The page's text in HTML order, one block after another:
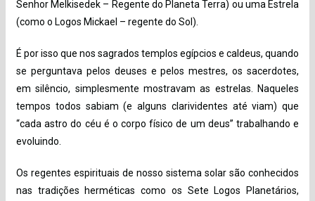
Senhor Melkisedek – Regente do Planeta Terra) ou uma Estrela
(como o Logos Mickael – regente do Sol).
É por isso que nos sagrados templos egípcios e caldeus, quando
se perguntava pelos deuses e pelos mestres, os sacerdotes,
em silêncio, simplesmente mostravam as estrelas. Naqueles
tempos todos sabiam (e alguns clarividentes até viam) que
“cada astro do céu é o corpo físico de um deus” trabalhando e
evoluindo.
Os regentes espirituais de nosso sistema solar são conhecidos
nas tradições herméticas como os Sete Logos Planetários,